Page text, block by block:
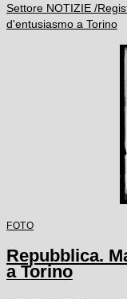
Settore NOTIZIE /
d'entusiasmo a Torino
FOTO
Repubblica.
a Torino